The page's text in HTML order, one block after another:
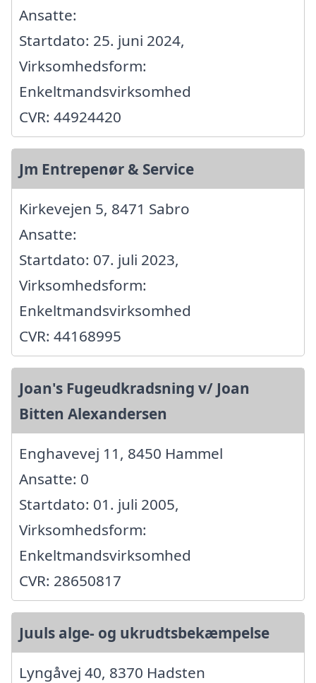
Ansatte:
Startdato: 25. juni 2024,
Virksomhedsform:
Enkeltmandsvirksomhed
CVR: 44924420
Jm Entrepenør & Service
Kirkevejen 5, 8471 Sabro
Ansatte:
Startdato: 07. juli 2023,
Virksomhedsform:
Enkeltmandsvirksomhed
CVR: 44168995
Joan's Fugeudkradsning v/ Joan
Bitten Alexandersen
Enghavevej 11, 8450 Hammel
Ansatte: 0
Startdato: 01. juli 2005,
Virksomhedsform:
Enkeltmandsvirksomhed
CVR: 28650817
Juuls alge- og ukrudtsbekæmpelse
Lyngåvej 40, 8370 Hadsten